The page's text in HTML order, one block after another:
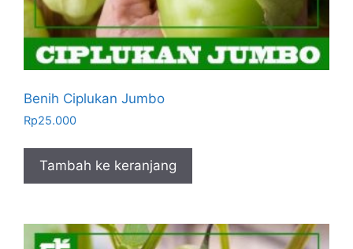
Benih Ciplukan Jumbo
Rp25.000
Tambah ke keranjang